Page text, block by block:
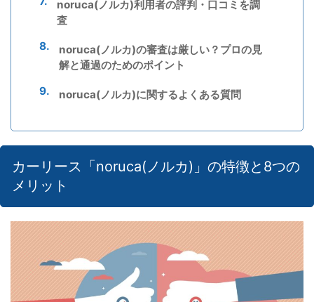
noruca(ノルカ)利用者の評判・口コミを調
査
noruca(ノルカ)の審査は厳しい？プロの見
解と通過のためのポイント
noruca(ノルカ)に関するよくある質問
カーリース「noruca(ノルカ)」の特徴と8つの
メリット